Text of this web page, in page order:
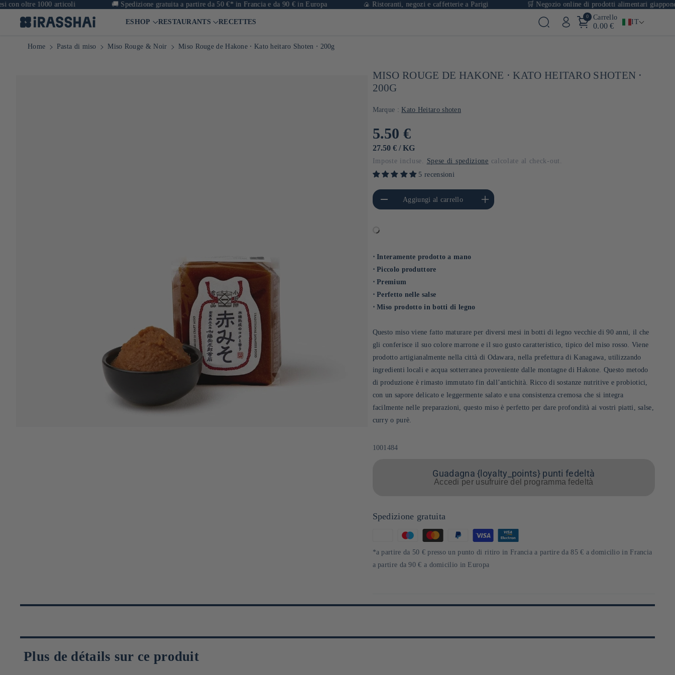
1000 articoli Spedizione gratuita a partire da 50 €* in Francia e da 90 € in Europa 🍙 Ristoranti, negozi e caffetterie a Parigi 🛒 Negozio online di prodotti alimentari giapponesi con
ESHOP RESTAURANTS RECETTES
0 Carrello
0.00 € IT
Home Pasta di miso Miso Rouge & Noir Miso Rouge de Hakone ⋅ Kato heitaro Shoten ⋅ 200g
MISO ROUGE DE HAKONE ⋅ KATO HEITARO SHOTEN ⋅
200G
Marque : Kato Heitaro shoten
Prezzo
di
listino
5.50 €
PREZZO
27.50 € / PER
KG
Imposte incluse. Spese di spedizione calcolate al check-out.
5 recensioni
Diminuisci quantità per Default
Title
Aggiungi al carrello
Aumenta quantità per Default
Title
⋅ Interamente prodotto a mano
⋅ Piccolo produttore
⋅ Premium
⋅ Perfetto nelle salse
⋅ Miso prodotto in botti di legno
Questo miso viene fatto maturare per diversi mesi in botti di legno vecchie di 90 anni, il che
gli conferisce il suo colore marrone e il suo gusto caratteristico, tipico del miso rosso. Viene
prodotto artigianalmente nella città di Odawara, nella prefettura di Kanagawa, utilizzando
ingredienti locali e acqua sotterranea proveniente dalle montagne di Hakone. Questo metodo
di produzione è rimasto immutato fin dall’antichità. Ricco di sostanze nutritive e probiotici,
con un sapore delicato e leggermente salato e una consistenza cremosa che si integra
facilmente nelle preparazioni, questo miso è perfetto per dare profondità ai vostri piatti, salse,
curry o purè.
SKU:
1001484
Guadagna {loyalty_points} punti fedeltà
Accedi per usufruire del programma fedeltà
Spedizione gratuita
di
pagamento
*a partire da 50 € presso un punto di ritiro in Francia a partire da 85 € a domicilio in Francia
a partire da 90 € a domicilio in Europa
Plus de détails sur ce produit